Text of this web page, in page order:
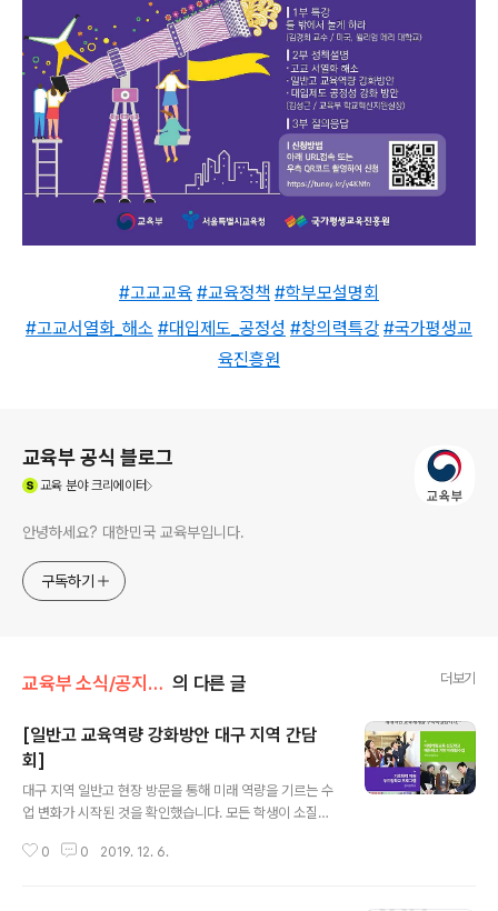
#고교교육 #교육정책 #학부모설명회
#고교서열화_해소 #대입제도_공정성 #창의력특강 #국가평생교
육진흥원
교육부 공식 블로그
교육분야 크리에이터
안녕하세요? 대한민국 교육부입니다.
구독하기
교육부 소식/공지사항 의 다른 글 더보기
[일반고 교육역량 강화방안 대구 지역 간담
회]
대구 지역 일반고 현장 방문을 통해 미래 역량을 기르는 수
업 변화가 시작된 것을 확인했습니다. 모든 학생이 소질과
구축하겠습니다. 🙂 #교육부 #일반고 #역량강화 #대구 #
0 0 2019. 12. 6.